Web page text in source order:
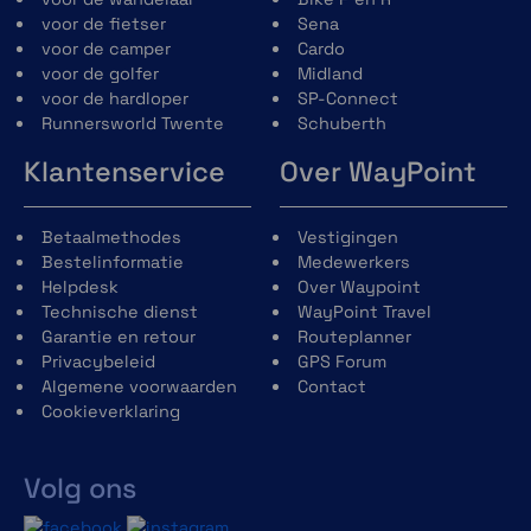
Kies een liggende of staande formaat. Gebruik uw
smartphone voor navigatie op uw fiets en houd altijd
de route in de gaten. Maximale veiligheid en gewoon
praktisch.
CNC-gefreesd uit aluminium van
vliegtuigkwaliteit
Mobiele telefoon kan staand of liggend worden
bevestigd
Superstabiele 360°-verstelling in 6°-stappen
Met de oplaadbare antivibratiemodule kunt u deze
voor de fietser
voor de camper
voor de golfer
voor de hardloper
Runnersworld Twente
Sena
Cardo
Midland
SP-Connect
Schuberth
Klantenservice
Betaalmethodes
Bestelinformatie
Helpdesk
Technische dienst
Garantie en retour
Privacybeleid
Algemene voorwaarden
Cookieverklaring
Volg ons
Over WayPoint
Vestigingen
Medewerkers
Over Waypoint
WayPoint Travel
Routeplanner
GPS Forum
Contact